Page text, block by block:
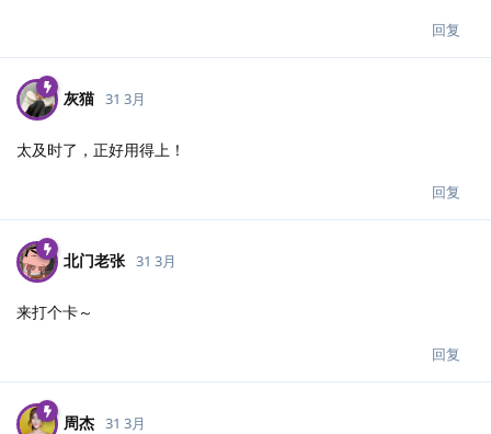
回复
灰猫 31 3月
太及时了，正好用得上！
回复
北门老张 31 3月
来打个卡～
回复
周杰 31 3月